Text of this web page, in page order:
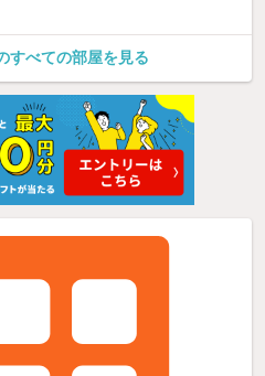
すべての部屋を見る